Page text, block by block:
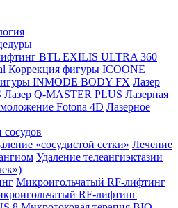
BTL EXILIS ULTRA 360
Коррекция фигуры ICOONE
INMODE BODY FX Лазер
Лазер Q-MASTER PLUS Лазерная
Fotona 4D Лазерное
«сосудистой сетки» Лечение
Удаление телеангиэктазии
Микроигольчатый RF-лифтинг
RF-лифтинг